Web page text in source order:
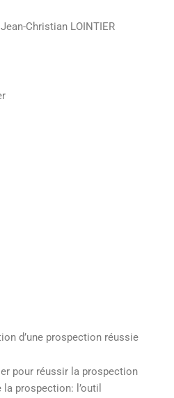
Christian LOINTIER
d’une prospection réussie
pour réussir la prospection
prospection: l’outil